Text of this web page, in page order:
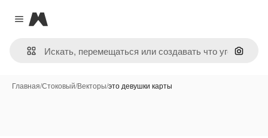
Close menu
Magnific
Поиск
Главная/Стоковый/Векторы/это девушки карты